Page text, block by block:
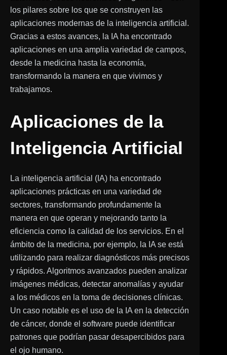
los pilares sobre los que se construyen las
aplicaciones modernas de la inteligencia artificial.
Gracias a estos avances, la IA ha encontrado
aplicaciones en una amplia variedad de campos,
desde la medicina hasta la economía,
transformando la manera en que vivimos y
trabajamos.
Aplicaciones de la
Inteligencia Artificial
La inteligencia artificial (IA) ha encontrado
aplicaciones prácticas en una variedad de
sectores, transformando profundamente la
manera en que operan y mejorando tanto la
eficiencia como la calidad de los servicios. En el
ámbito de la medicina, por ejemplo, la IA se está
utilizando para realizar diagnósticos más precisos
y rápidos. Algoritmos avanzados pueden analizar
imágenes médicas, detectar anomalías y ayudar
a los médicos en la toma de decisiones clínicas.
Un caso notable es el uso de la IA en la detección
de cáncer, donde el software puede identificar
patrones que podrían pasar desapercibidos para
el ojo humano.